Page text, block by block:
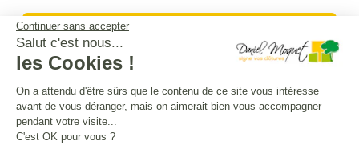
Continuer sans accepter
Salut c'est nous...
les Cookies !
On a attendu d'être sûrs que le contenu de ce site vous intéresse
avant de vous déranger, mais on aimerait bien vous accompagner
pendant votre visite...
C'est OK pour vous ?Crédits Agence de communication